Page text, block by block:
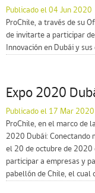
Publicado el 04 Jun 2020
ProChile, a través de su
de invitarte a participar
Innovación en Dubái y
Expo 2020
Publicado el 17 Mar 2020
ProChile, en el marco de
2020 Dubái: Conectando
el 20 de octubre de 2020
participar a empresas y
pabellón de Chile, el cual